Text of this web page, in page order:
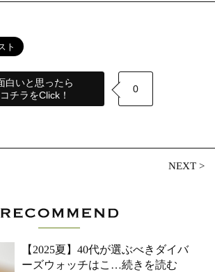
白いと思ったら
コチラをClick！
0
NEXT>
【2025夏】40代が選ぶべきダイバ
ーズウォッチはこ …続きを読む